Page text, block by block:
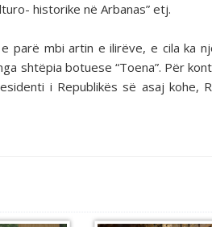
historike në Arbanas” etj.
parë mbi artin e ilirëve, e cila ka
shtëpia botuese “Toena”. Për
i Republikës së asaj kohe,